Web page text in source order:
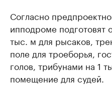
Согласно
ипподроме подготовят
тыс. м для рысаков,
поле для троеборья,
голов, трибунами на 1
помещение для судей.